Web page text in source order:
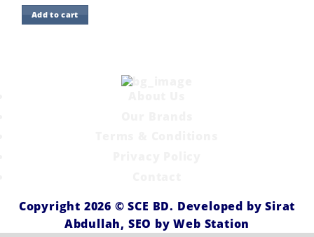
Add to cart
Copyright 2026 ©SCE BD. Developed bySirat
Abdullah, SEO byWeb Station